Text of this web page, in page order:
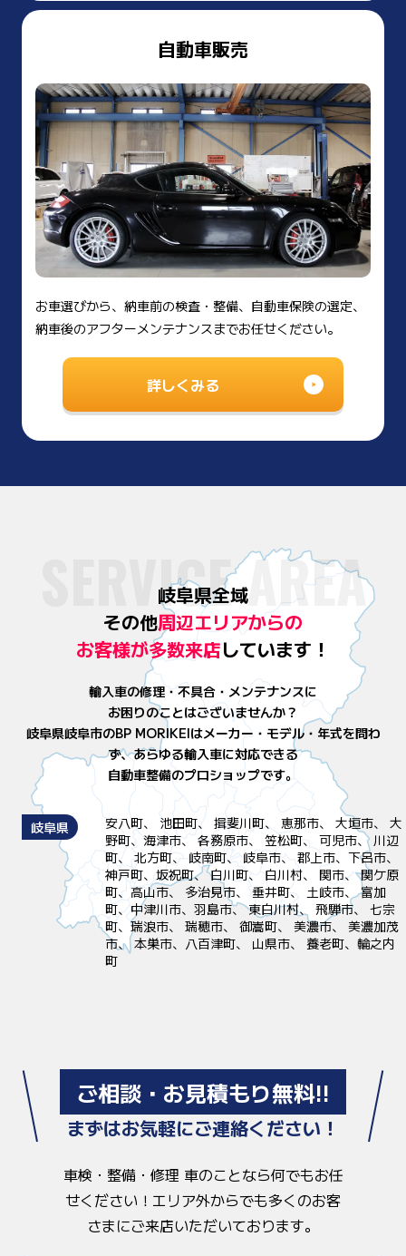
自動車販売
お車選びから、納車前の検査・整備、自動車保険の選定、
納車後のアフターメンテナンスまでお任せください。
詳しくみる
SERVICE AREA
岐阜県全域
その他周辺エリアからの
お客様が多数来店しています！
輸入車の修理・不具合・メンテナンスに
お困りのことはございませんか？
岐阜県岐阜市のBP MORIKEIはメーカー・モデル・年式を問わ
ず、あらゆる輸入車に対応できる
自動車整備のプロショップです。
岐阜県
安八町、 池田町、 揖斐川町、 恵那市、 大垣市、 大
野町、海津市、 各務原市、 笠松町、 可児市、 川辺
町、 北方町、 岐南町、 岐阜市、 郡上市、下呂市、
神戸町、坂祝町、 白川町、 白川村、 関市、 関ケ原
町、高山市、 多治見市、 垂井町、 土岐市、 富加
町、中津川市、羽島市、 東白川村、 飛騨市、 七宗
町、瑞浪市、 瑞穂市、 御嵩町、 美濃市、 美濃加茂
市、 本巣市、八百津町、 山県市、 養老町、輪之内
町
ご相談・お見積もり無料!!
まずはお気軽にご連絡ください！
車検・整備・修理 車のことなら何でもお任
せください！ エリア外からでも多くのお客
さまにご来店いただいております。